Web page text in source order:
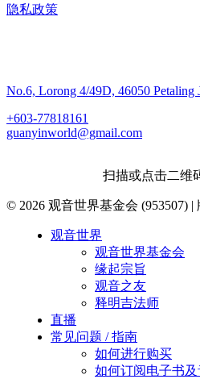
隐私政策
No.6, Lorong 4/49D, 46050 Petaling
+603-77818161
guanyinworld@gmail.com
扫描或点击二维
© 2026 观音世界基金会 (953507)
观音世界
观音世界基金会
缘起宗旨
观音之友
释明吉法师
直播
常见问题 / 指南
如何进行购买
如何订阅电子书及